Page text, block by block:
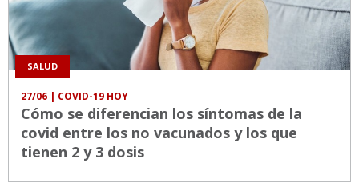
SALUD
27/06 | COVID-19 HOY
Cómo se diferencian los síntomas de la
covid entre los no vacunados y los que
tienen 2 y 3 dosis